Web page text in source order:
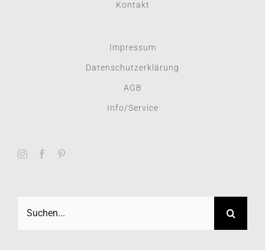
Kontakt
Impressum
Datenschutzerklärung
AGB
Info/Service
nach: